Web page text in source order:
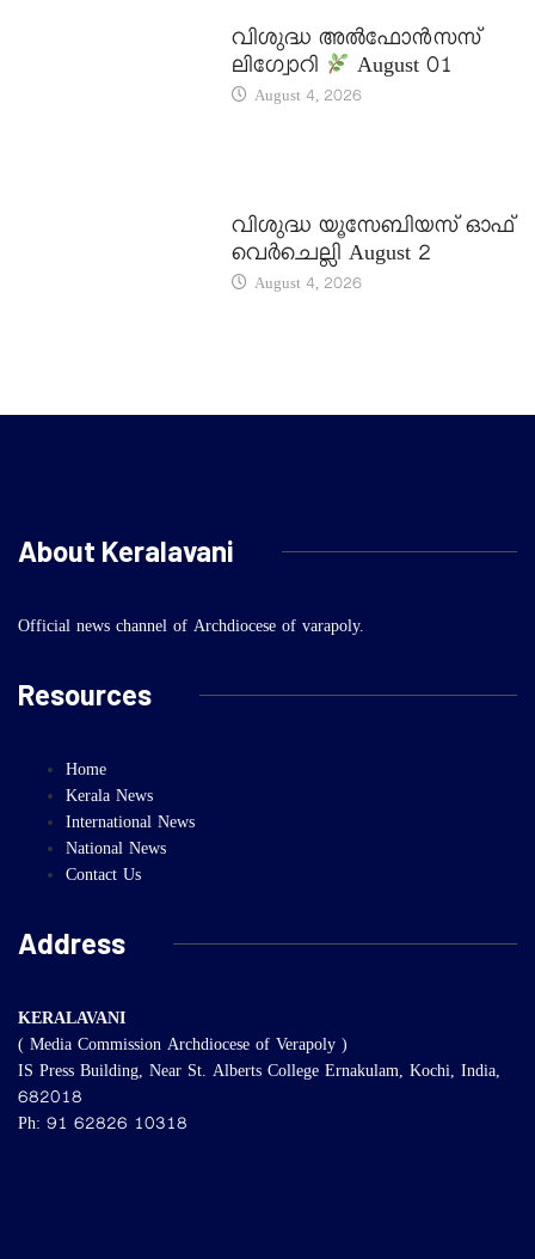
വിശുദ്ധ അൽഫോൻസസ്
ലിഗ്വോറി
August 01
August 4, 2026
വിശുദ്ധ യൂസേബിയസ് ഓഫ്
വെർചെല്ലി August 2
August 4, 2026
About Keralavani
Official news channel of Archdiocese of varapoly.
Resources
Home
Kerala News
International News
National News
Contact Us
Address
KERALAVANI
( Media Commission Archdiocese of Verapoly )
IS Press Building, Near St. Alberts College Ernakulam, Kochi, India,
682018
Ph: 91 62826 10318